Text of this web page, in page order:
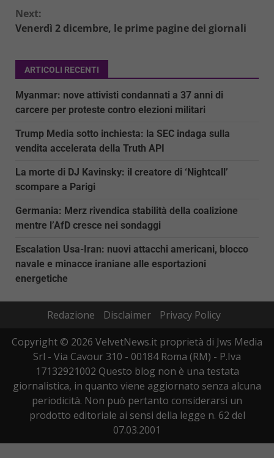
Next:
Venerdì 2 dicembre, le prime pagine dei giornali
ARTICOLI RECENTI
Myanmar: nove attivisti condannati a 37 anni di
carcere per proteste contro elezioni militari
Trump Media sotto inchiesta: la SEC indaga sulla
vendita accelerata della Truth API
La morte di DJ Kavinsky: il creatore di ‘Nightcall’
scompare a Parigi
Germania: Merz rivendica stabilità della coalizione
mentre l’AfD cresce nei sondaggi
Escalation Usa-Iran: nuovi attacchi americani, blocco
navale e minacce iraniane alle esportazioni
energetiche
Redazione Disclaimer
Privacy Policy
Copyright © 2026 VelvetNews.it proprietà di Jws Media
Srl - Via Cavour 310 - 00184 Roma (RM) - P.Iva
17132921002 Questo blog non è una testata
giornalistica, in quanto viene aggiornato senza alcuna
periodicità. Non può pertanto considerarsi un
prodotto editoriale ai sensi della legge n. 62 del
07.03.2001